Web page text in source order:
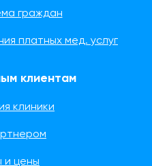
граждан
платных мед. услуг
клиентам
клиники
и цены